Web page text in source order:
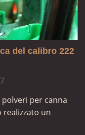
del calibro 222
per canna
realizzato un